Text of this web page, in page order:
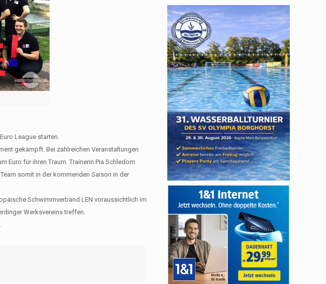
League starten.
gekämpft. Bei zahlreichen Veranstaltungen
Euro für ihren Traum. Trainerin Pia Schledorn
somit in der kommenden Saison in der
Schwimmverband LEN voraussichtlich im
Werksvereins treffen.